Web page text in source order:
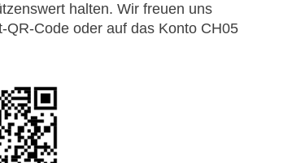
halten. Wir freuen uns
Code oder auf das Konto CH05